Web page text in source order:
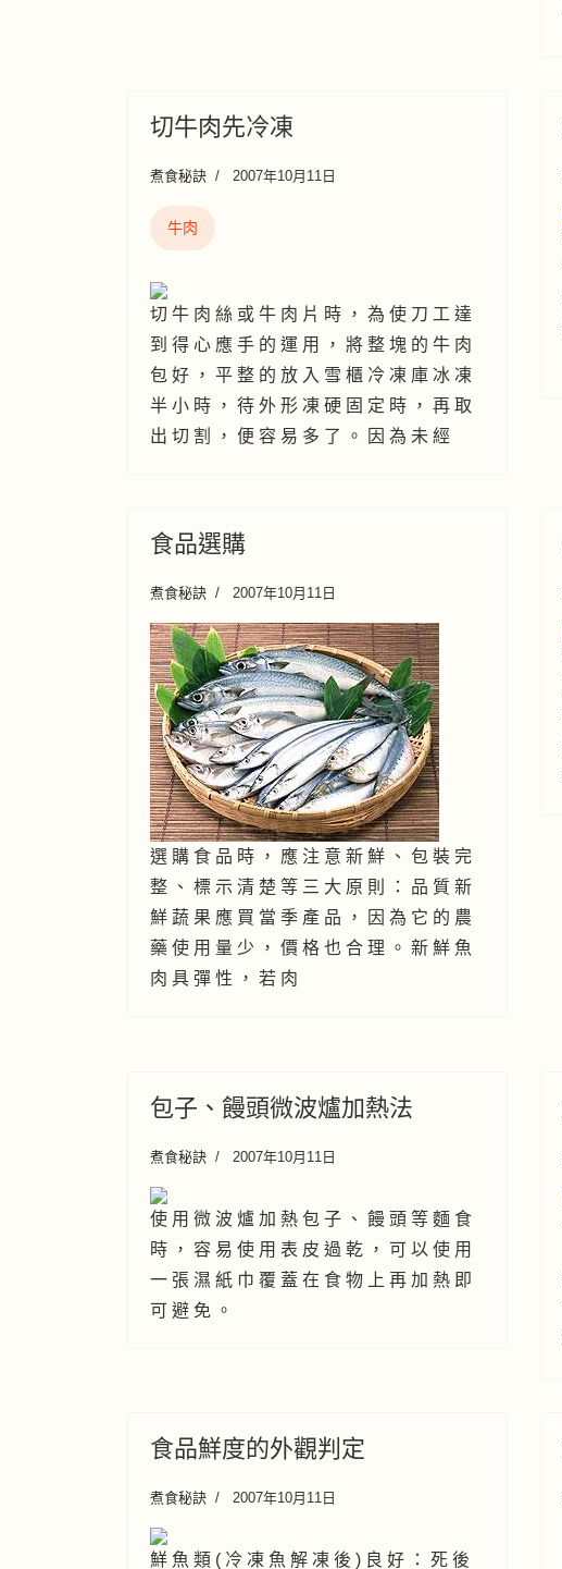
切牛肉先冷凍
煮食秘訣 2007年10月11日
牛肉
切 牛 肉 絲 或 牛 肉 片 時 ， 為 使 刀 工 達
到 得 心 應 手 的 運 用 ， 將 整 塊 的 牛 肉
包 好 ， 平 整 的 放 入 雪 櫃 冷 凍 庫 冰 凍
半 小 時 ， 待 外 形 凍 硬 固 定 時 ， 再 取
出 切 割 ， 便 容 易 多 了 。 因 為 未 經
食品選購
煮食秘訣 2007年10月11日
選 購 食 品 時 ， 應 注 意 新 鮮 、 包 裝 完
整 、 標 示 清 楚 等 三 大 原 則 ： 品 質 新
鮮 蔬 果 應 買 當 季 產 品 ， 因 為 它 的 農
藥 使 用 量 少 ， 價 格 也 合 理 。 新 鮮 魚
肉 具 彈 性 ， 若 肉
包子、饅頭微波爐加熱法
煮食秘訣 2007年10月11日
使 用 微 波 爐 加 熱 包 子 、 饅 頭 等 麵 食
時 ， 容 易 使 用 表 皮 過 乾 ， 可 以 使 用
一 張 濕 紙 巾 覆 蓋 在 食 物 上 再 加 熱 即
可 避 免 。
食品鮮度的外觀判定
煮食秘訣 2007年10月11日
鮮 魚 類 ( 冷 凍 魚 解 凍 後 ) 良 好 ： 死 後